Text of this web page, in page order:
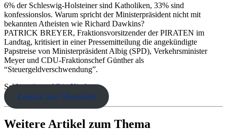
6% der Schleswig-Holsteiner sind Katholiken, 33% sind
konfessionslos. Warum spricht der Ministerpräsident nicht mit
bekannten Atheisten wie Richard Dawkins?
PATRICK BREYER, Fraktionsvorsitzender der PIRATEN im
Landtag, kritisiert in einer Pressemitteilung die angekündigte
Papstreise von Ministerpräsident Albig (SPD), Verkehrsminister
Meyer und CDU-Fraktionschef Günther als
“Steuergeldverschwendung”.
Schlagwörter:Albig Kirchen
Zurück zur Übersicht
Weitere Artikel zum Thema